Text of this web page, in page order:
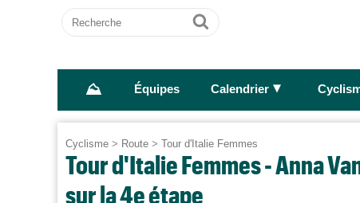
Recherche
Ok
⛰ Équipes Calendrier ►
Cyclisme > Route > Tour d'Italie Femmes
Tour d'Italie Femmes - Anna
sur la 4e étape